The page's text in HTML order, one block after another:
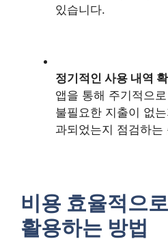
있습니다.
정기적인 사용 내역
앱을 통해 주기적으
불필요한 지출이 없
과되었는지 점검하는
비용 효율적으
활용하는 방법